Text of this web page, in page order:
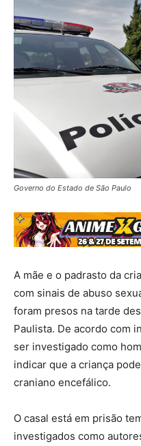
Governo do Estado de São Paulo
A mãe e o padrasto da
com sinais de abuso
foram presos na tarde
Paulista. De acordo com
ser investigado como
indicar que a criança
craniano encefálico.
O casal está em prisão
investigados como